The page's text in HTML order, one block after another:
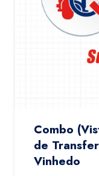
Combo
de
Vinhedo